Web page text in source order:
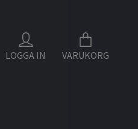
LOGGA IN VARUKORG